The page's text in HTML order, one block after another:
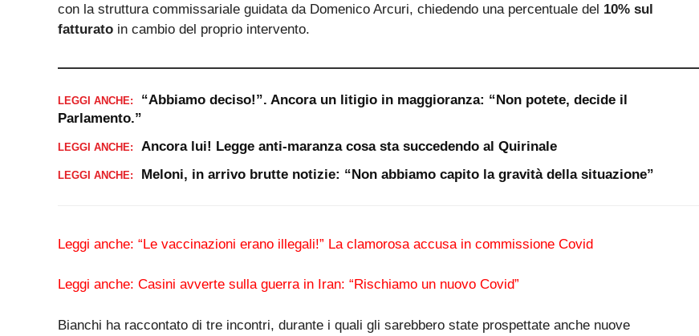
con la struttura commissariale guidata da Domenico Arcuri, chiedendo una percentuale del 10% sul
fatturato in cambio del proprio intervento.
LEGGI ANCHE:
“Abbiamo deciso!”. Ancora un litigio in maggioranza: “Non potete, decide il
Parlamento.”
LEGGI ANCHE: Ancora lui! Legge anti-maranza cosa sta succedendo al Quirinale
LEGGI ANCHE: Meloni, in arrivo brutte notizie: “Non abbiamo capito la gravità della situazione”
Leggi anche: “Le vaccinazioni erano illegali!” La clamorosa accusa in commissione Covid
Leggi anche: Casini avverte sulla guerra in Iran: “Rischiamo un nuovo Covid”
Bianchi ha raccontato di tre incontri, durante i quali gli sarebbero state prospettate anche nuove